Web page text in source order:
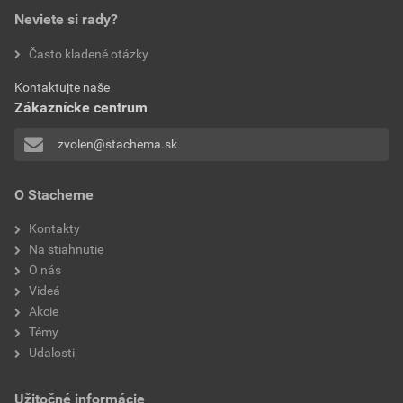
bez DPH za ks
Prehlásenie o zhode
NH na mineral_akrylát_interiér_DPU- PoZ-6.2.2025
Veľkosť
0,24 MB
Technický list
Veľkosť
použitie
aplikácia
O Stacheme
Kontakty
Na stiahnutie
O nás
Videá
Akcie
Témy
Udalosti
Užitočné informácie
Neviete si rady?
Často kladené otázky
Kontaktujte naše
Zákaznícke centrum
zvolen@stachema.sk